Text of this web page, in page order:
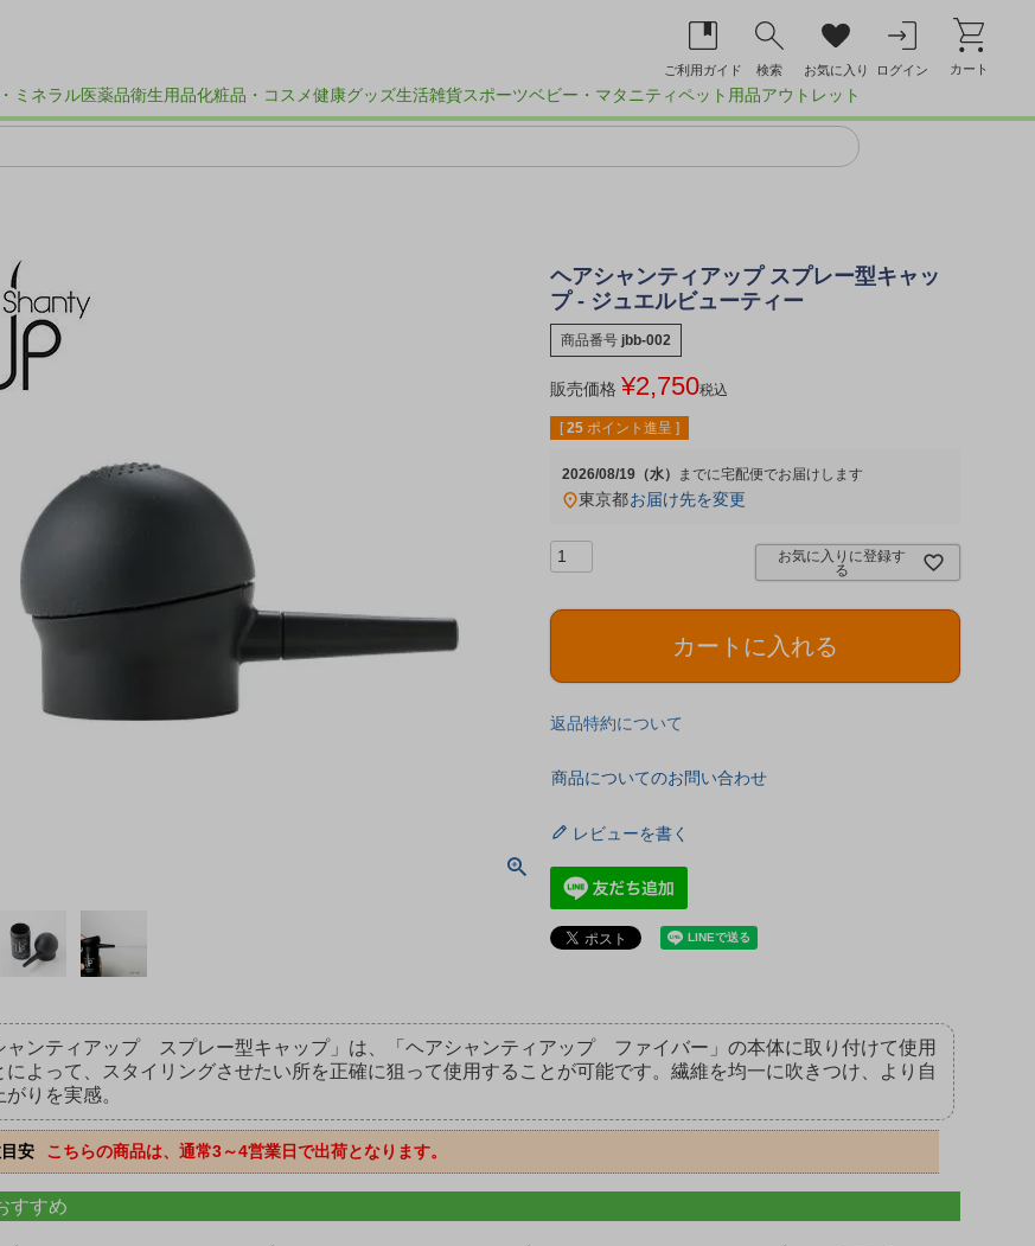
ご利用ガイド 検索 お気に入り ログイン カート
ミネラル医薬品衛生用品化粧品・コスメ健康グッズ生活雑貨スポーツベビー・マタニティペット用品アウトレット
ヘアシャンティアップ スプレー型キャッ
プ - ジュエルビューティー
商品番号 jbb-002
販売価格 ¥2,750税込
[ 25 ポイント進呈 ]
2026/08/19（水） 宅配便
東京都お届け先を変更
お気に入りに登録す
る
カートに入れる
返品特約について
商品についてのお問い合わせ
レビューを書く
ャンティアップ スプレー型キャップ」は、「ヘアシャンティアップ ファイバー」の本体に取り付けて使用
によって、スタイリングさせたい所を正確に狙って使用することが可能です。繊維を均一に吹きつけ、より自
りを実感。
安 こちらの商品は、通常3～4営業日で出荷となります。
すすめ